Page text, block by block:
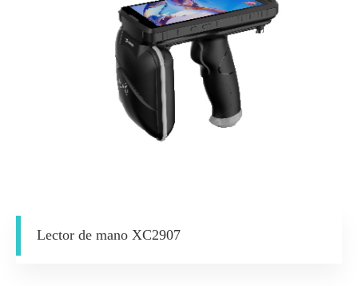
Lector de mano XC2907